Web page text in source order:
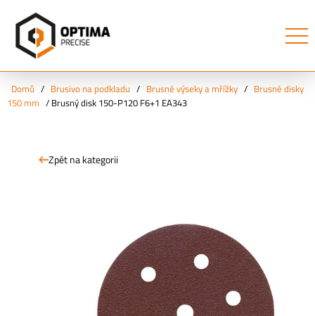
Domů / Brusivo na podkladu / Brusné výseky a mřížky / Brusné disky
150 mm / Brusný disk 150-P120 F6+1 EA343
Zpět na kategorii